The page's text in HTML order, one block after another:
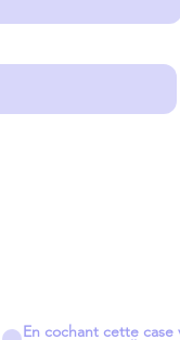
En cochant cette